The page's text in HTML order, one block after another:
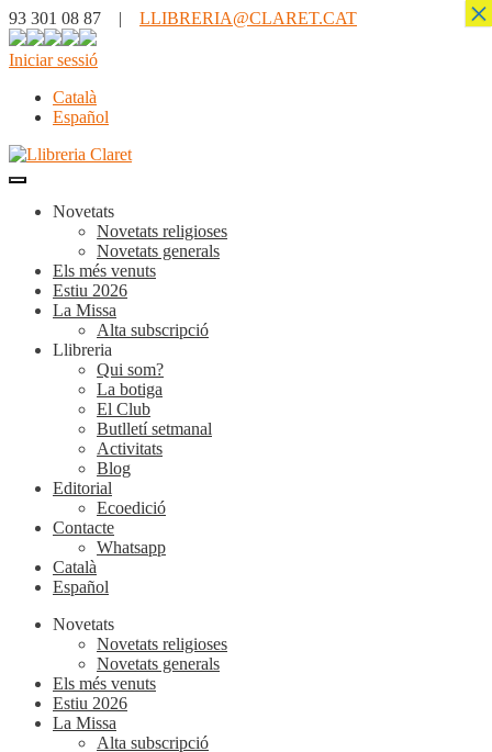
93 301 08 87 | LLIBRERIA@CLARET.CAT
Iniciar sessió
Català
Español
Novetats
Novetats religioses
Novetats generals
Els més venuts
Estiu 2026
La Missa
Alta subscripció
Llibreria
Qui som?
La botiga
El Club
Butlletí setmanal
Activitats
Blog
Editorial
Ecoedició
Contacte
Whatsapp
Català
Español
Novetats
Novetats religioses
Novetats generals
Els més venuts
Estiu 2026
La Missa
Alta subscripció
×